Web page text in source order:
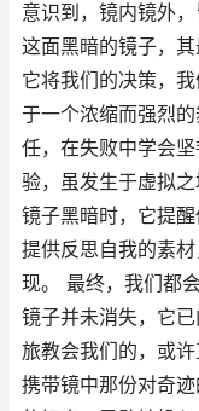
意识到，镜内镜外
这面黑暗的镜子，其
它将我们的决策，
于一个浓缩而强烈
任，在失败中学会
验，虽发生于虚拟之
镜子黑暗时，它提
提供反思自我的素
现。 最终，我们都
镜子并未消失，它
旅教会我们的，或
携带镜中那份对奇